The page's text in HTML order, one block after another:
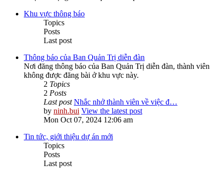
Khu vực thông báo
Topics
Posts
Last post
Thông báo của Ban Quản Trị diễn đàn
Nơi đăng thông báo của Ban Quản Trị diễn đàn, thành viên
không được đăng bài ở khu vực này.
2 Topics
2 Posts
Last post Nhắc nhở thành viên về việc đ…
by ninh.bui View the latest post
Mon Oct 07, 2024 12:06 am
Tin tức, giới thiệu dự án mới
Topics
Posts
Last post